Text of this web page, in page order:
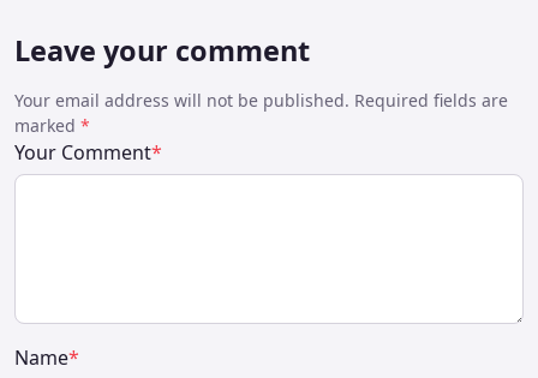
Leave your comment
Your email address will not be published. Required fields are
marked *
Your Comment*
Name*